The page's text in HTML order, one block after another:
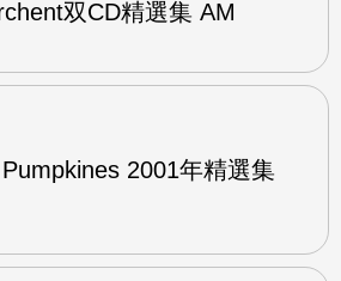
双CD精選集 AM
2001年精選集